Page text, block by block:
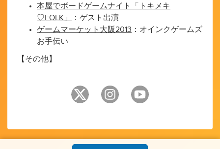
本屋でボードゲームナイト「トキメキ
♡FOLK」
：ゲスト出演
ゲームマーケット大阪2013 ：オインクゲームズ
お手伝い
【その他】